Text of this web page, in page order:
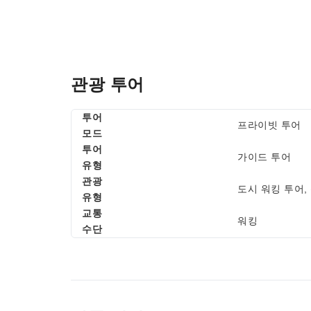
관광 투어
투어
모드
프라이빗 투어
투어
유형
가이드 투어
관광
유형
도시 워킹 투어,
교통
수단
워킹